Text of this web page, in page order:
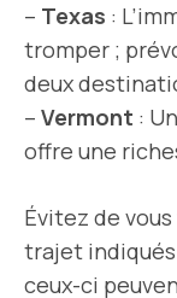
– Texas :
tromper ;
deux
– Vermont :
offre une
Évitez de
trajet indiqués
ceux-ci